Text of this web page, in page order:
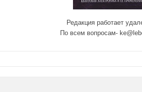
Редакция работает
По всем вопросам-